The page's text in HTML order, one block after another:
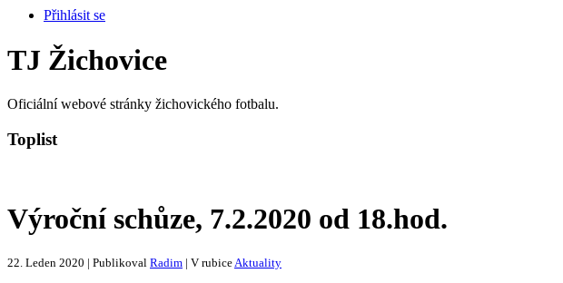
Přihlásit se
TJ Žichovice
Oficiální webové stránky žichovického fotbalu.
Toplist
Výroční schůze, 7.2.2020 od 18.hod.
22. Leden 2020 | Publikoval Radim | V rubice Aktuality